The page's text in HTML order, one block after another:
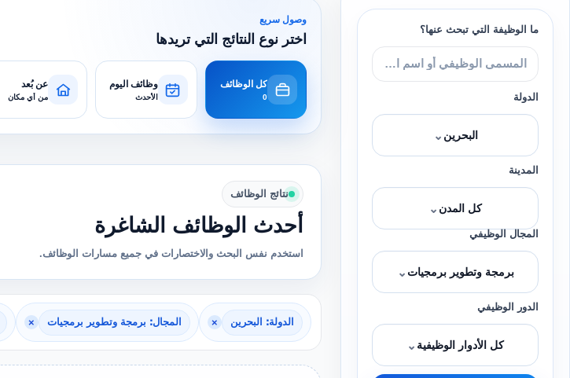
ما الوظيفة التي تبحث عنها؟
الدولة
البحرين ⌄
المدينة
كل المدن ⌄
المجال الوظيفي
برمجة وتطوير برمجيات ⌄
الدور الوظيفي
كل الأدوار الوظيفية ⌄
وصول سريع
اختر نوع النتائج التي تريدها
كل الوظائف
0
وظائف اليوم
الأحدث
عن بُعد
من أي مكان
نتائج الوظائف
أحدث الوظائف الشاغرة
استخدم نفس البحث والاختصارات في جميع مسارات الوظائف.
الدولة: البحرين × المجال: برمجة وتطوير برمجيات ×